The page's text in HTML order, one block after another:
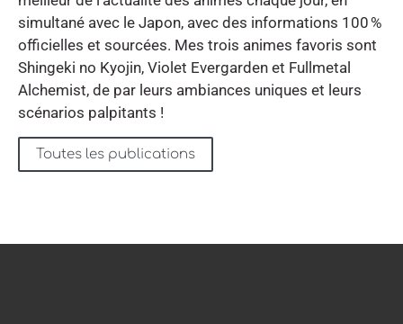
simultané avec le Japon, avec des informations 100 %
officielles et sourcées. Mes trois animes favoris sont
Shingeki no Kyojin, Violet Evergarden et Fullmetal
Alchemist, de par leurs ambiances uniques et leurs
scénarios palpitants !
Toutes les publications